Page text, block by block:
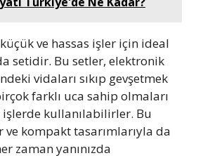
ve hassas işler için ideal
setidir. Bu setler, elektronik
vidaları sıkıp gevşetmek
farklı uca sahip olmaları
kullanılabilirler. Bu
ve kompakt tasarımlarıyla da
zaman yanınızda